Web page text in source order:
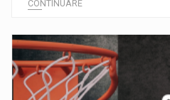
CONTINUARE